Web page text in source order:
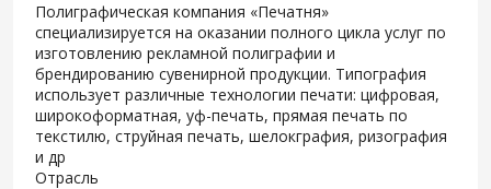
Полиграфическая компания «Печатня»
специализируется на оказании полного цикла услуг по
изготовлению рекламной полиграфии и
брендированию сувенирной продукции. Типография
использует различные технологии печати: цифровая,
широкоформатная, уф-печать, прямая печать по
текстилю, струйная печать, шелокграфия, ризография
и др
Отрасль